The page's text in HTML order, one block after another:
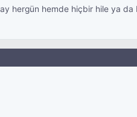
hergün hemde hiçbir hile ya da